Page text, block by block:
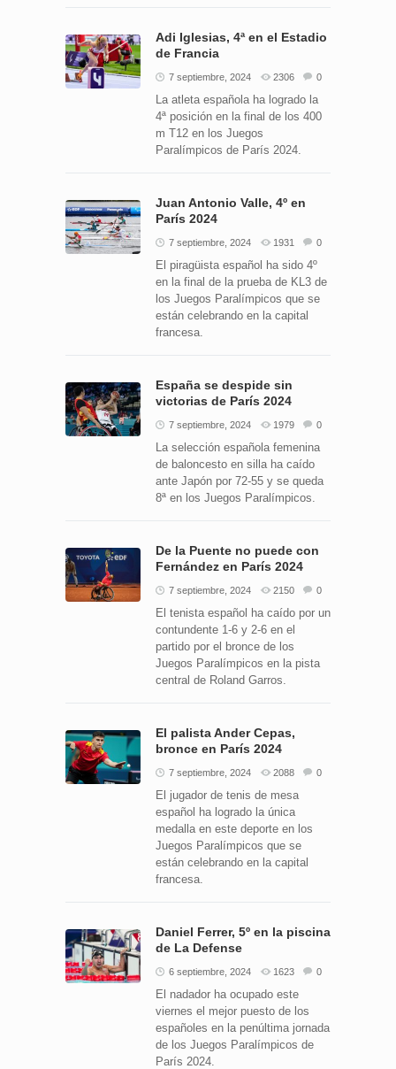
Adi Iglesias, 4ª en el Estadio
de Francia
7 septiembre, 2024 2306 0
La atleta española ha logrado la
4ª posición en la final de los 400
m T12 en los Juegos
Paralímpicos de París 2024.
Juan Antonio Valle, 4º en
París 2024
7 septiembre, 2024 1931 0
El piragüista español ha sido 4º
en la final de la prueba de KL3 de
los Juegos Paralímpicos que se
están celebrando en la capital
francesa.
España se despide sin
victorias de París 2024
7 septiembre, 2024 1979 0
La selección española femenina
de baloncesto en silla ha caído
ante Japón por 72-55 y se queda
8ª en los Juegos Paralímpicos.
De la Puente no puede con
Fernández en París 2024
7 septiembre, 2024 2150 0
El tenista español ha caído por un
contundente 1-6 y 2-6 en el
partido por el bronce de los
Juegos Paralímpicos en la pista
central de Roland Garros.
El palista Ander Cepas,
bronce en París 2024
7 septiembre, 2024 2088 0
El jugador de tenis de mesa
español ha logrado la única
medalla en este deporte en los
Juegos Paralímpicos que se
están celebrando en la capital
francesa.
Daniel Ferrer, 5º en la piscina
de La Defense
6 septiembre, 2024 1623 0
El nadador ha ocupado este
viernes el mejor puesto de los
españoles en la penúltima jornada
de los Juegos Paralímpicos de
París 2024.